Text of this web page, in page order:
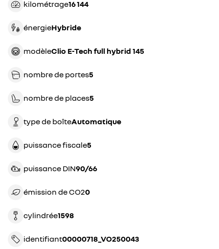
kilométrage 16 144
énergie hybride
modèle Clio E-Tech full hybrid 145
nombre de portes5
nombre de places5
type de boîte automatique
puissance fiscale5
puissance DIN 90/66
émission de CO20
cylindrée 1598
identifiant 00000718_VO250043